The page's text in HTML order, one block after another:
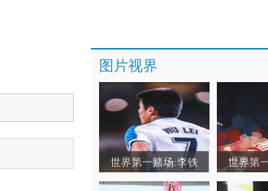
图片视界
世界第一赌场:李铁 世界第